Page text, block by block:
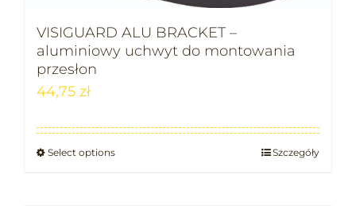
VISIGUARD ALU BRACKET –
aluminiowy uchwyt do montowania
przesłon
44,75 zł
Select options Szczegóły